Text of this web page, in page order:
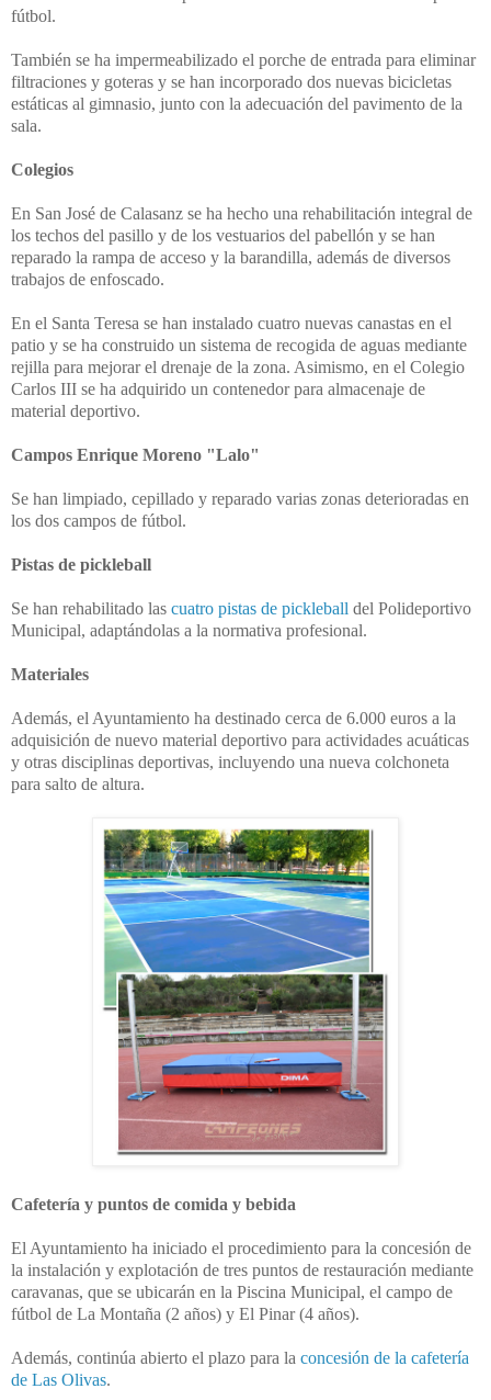
fútbol.
También se ha impermeabilizado el porche de entrada para eliminar
filtraciones y goteras y se han incorporado dos nuevas bicicletas
estáticas al gimnasio, junto con la adecuación del pavimento de la
sala.
Colegios
En San José de Calasanz se ha hecho una rehabilitación integral de
los techos del pasillo y de los vestuarios del pabellón y se han
reparado la rampa de acceso y la barandilla, además de diversos
trabajos de enfoscado.
En el Santa Teresa se han instalado cuatro nuevas canastas en el
patio y se ha construido un sistema de recogida de aguas mediante
rejilla para mejorar el drenaje de la zona. Asimismo, en el Colegio
Carlos III se ha adquirido un contenedor para almacenaje de
material deportivo.
Campos Enrique Moreno "Lalo"
Se han limpiado, cepillado y reparado varias zonas deterioradas en
los dos campos de fútbol.
Pistas de pickleball
Se han rehabilitado las cuatro pistas de pickleball del Polideportivo
Municipal, adaptándolas a la normativa profesional.
Materiales
Además, el Ayuntamiento ha destinado cerca de 6.000 euros a la
adquisición de nuevo material deportivo para actividades acuáticas
y otras disciplinas deportivas, incluyendo una nueva colchoneta
para salto de altura.
Cafetería y puntos de comida y bebida
El Ayuntamiento ha iniciado el procedimiento para la concesión de
la instalación y explotación de tres puntos de restauración mediante
caravanas, que se ubicarán en la Piscina Municipal, el campo de
fútbol de La Montaña (2 años) y El Pinar (4 años).
Además, continúa abierto el plazo para la concesión de la cafetería
de Las Olivas.